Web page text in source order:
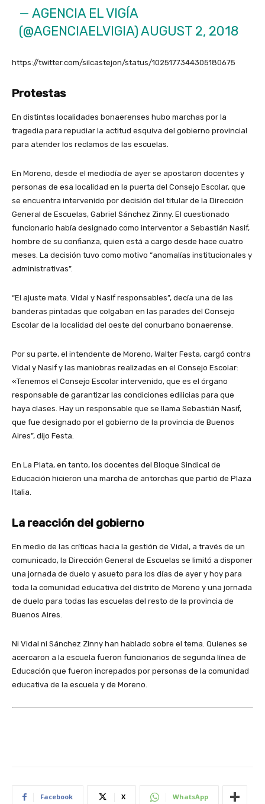
— AGENCIA EL VIGÍA
(@AGENCIAELVIGIA)AUGUST 2, 2018
https://twitter.com/silcastejon/status/1025177344305180675
Protestas
En distintas localidades bonaerenses hubo marchas por la
tragedia para repudiar la actitud esquiva del gobierno provincial
para atender los reclamos de las escuelas.
En Moreno, desde el mediodía de ayer se apostaron docentes y
personas de esa localidad en la puerta del Consejo Escolar, que
se encuentra intervenido por decisión del titular de la Dirección
General de Escuelas, Gabriel Sánchez Zinny. El cuestionado
funcionario había designado como interventor a Sebastián Nasif,
hombre de su confianza, quien está a cargo desde hace cuatro
meses. La decisión tuvo como motivo “anomalías institucionales y
administrativas”.
“El ajuste mata. Vidal y Nasif responsables”, decía una de las
banderas pintadas que colgaban en las parades del Consejo
Escolar de la localidad del oeste del conurbano bonaerense.
Por su parte, el intendente de Moreno, Walter Festa, cargó contra
Vidal y Nasif y las maniobras realizadas en el Consejo Escolar:
«Tenemos el Consejo Escolar intervenido, que es el órgano
responsable de garantizar las condiciones edilicias para que
haya clases. Hay un responsable que se llama Sebastián Nasif,
que fue designado por el gobierno de la provincia de Buenos
Aires”, dijo Festa.
En La Plata, en tanto, los docentes del Bloque Sindical de
Educación hicieron una marcha de antorchas que partió de Plaza
Italia.
La reacción del gobierno
En medio de las críticas hacia la gestión de Vidal, a través de un
comunicado, la Dirección General de Escuelas se limitó a disponer
una jornada de duelo y asueto para los días de ayer y hoy para
toda la comunidad educativa del distrito de Moreno y una jornada
de duelo para todas las escuelas del resto de la provincia de
Buenos Aires.
Ni Vidal ni Sánchez Zinny han hablado sobre el tema. Quienes se
acercaron a la escuela fueron funcionarios de segunda línea de
Educación que fueron increpados por personas de la comunidad
educativa de la escuela y de Moreno.
Facebook X WhatsApp